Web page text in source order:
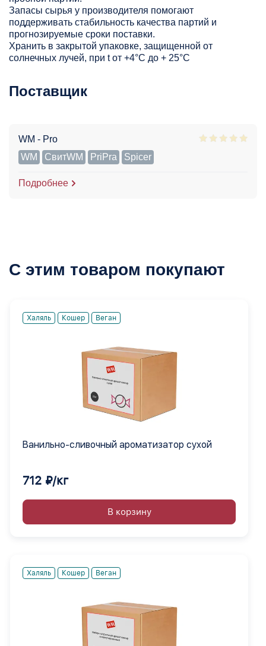
Запасы сырья у производителя помогают
поддерживать стабильность качества партий и
прогнозируемые сроки поставки.
Хранить в закрытой упаковке, защищенной от
солнечных лучей, при t от +4°C до + 25°С
Поставщик
WM - Pro
WM
СвитWM PriPra Spicer
Подробнее
С этим товаром покупают
Халяль Кошер Веган
Ванильно-сливочный ароматизатор сухой
712 ₽/кг
В корзину
Халяль Кошер Веган